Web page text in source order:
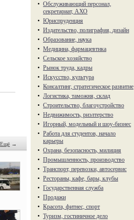
Ещё →
• Обслуживающий персонал,
секретариат, АХО
• Юриспруденция
• Издательство, полиграфия, дизайн
• Образование, наука
• Медицина, фармацевтика
• Сельское хозяйство
• Рынок труда, кадры
• Искусство, культура
• Консалтинг, стратегическое развитие
• Логистика, таможня, склад
• Строительство, благоустройство
• Недвижимость, риэлтeрство
• Игорный, модельный и шоу-бизнес
• Работа для студентов, начало
карьеры
• Охрана, безопасность, милиция
• Промышленность, производство
• Транспорт, перевозки, автосервис
• Рестораны, кафе, бары, клубы
• Государственная служба
• Продажи
• Красота, фитнес, спорт
• Туризм, гостиничное дело